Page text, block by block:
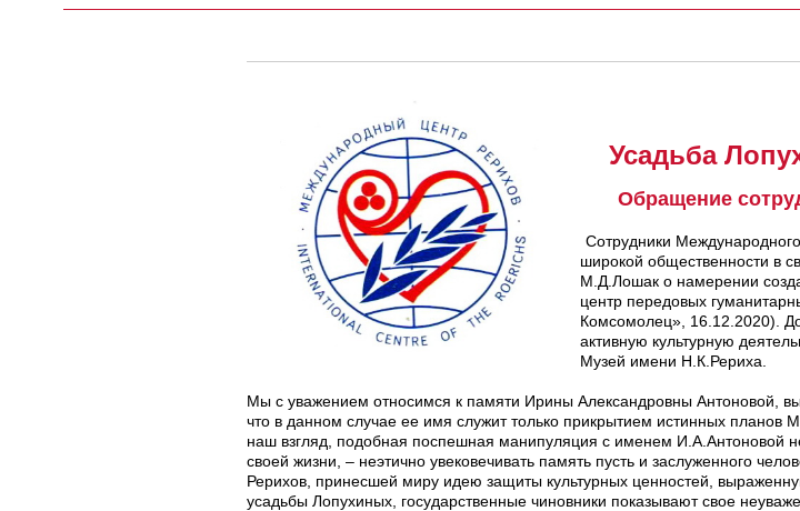
Усадьба
Обращение
Сотрудники
широкой общественности в
М.Д.Лошак о намерении
центр передовых
Комсомолец», 16.12.2020).
активную культурную
Музей имени Н.К.Рериха.
Мы с уважением относимся к памяти Ирины Александровны Антоновой,
что в данном случае ее имя служит только прикрытием истинных планов
наш взгляд, подобная поспешная манипуляция с именем И.А.Антоновой
своей жизни, – неэтично увековечивать память пусть и заслуженного
Рерихов, принесшей миру идею защиты культурных ценностей,
усадьбы Лопухиных, государственные чиновники показывают свое